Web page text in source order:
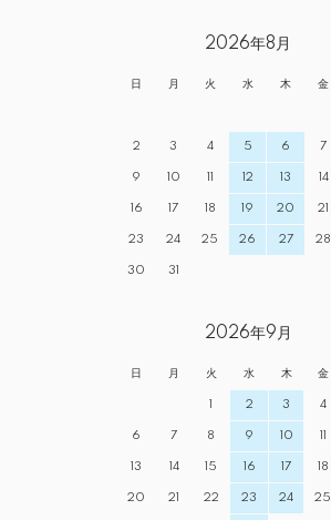
2026年8月
日 月 火 水 木 金
2 3 4 5 6 7
9 10 11 12 13 14
16 17 18 19 20 21
23 24 25 26 27 28
30 31
2026年9月
日 月 火 水 木 金
1 2 3 4
6 7 8 9 10 11
13 14 15 16 17 18
20 21 22 23 24 25